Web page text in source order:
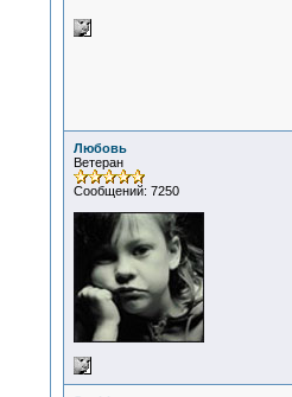
Любовь
Ветеран
Сообщений: 7250